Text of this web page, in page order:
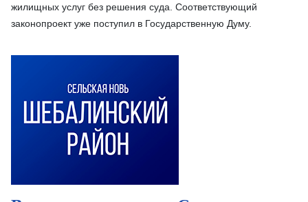
жилищных услуг без решения суда. Соответствующий
законопроект уже поступил в Государственную Думу.